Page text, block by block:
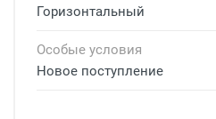
Горизонтальный
Особые условия
Новое поступление